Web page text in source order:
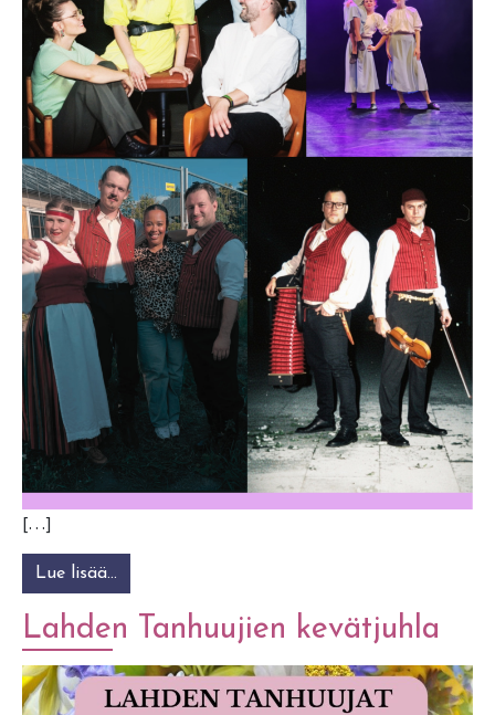
[…]
Lue lisää…
Lahden Tanhuujien kevätjuhla